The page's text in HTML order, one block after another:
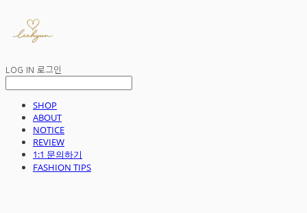
LOG IN 로그인
SHOP
ABOUT
NOTICE
REVIEW
1:1 문의하기
FASHION TIPS